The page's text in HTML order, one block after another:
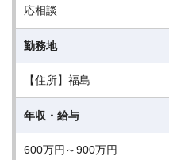
応相談
勤務地
【住所】福島
年収・給与
600万円～900万円